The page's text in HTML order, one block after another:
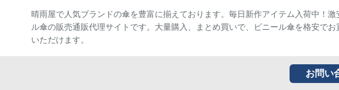
晴雨屋で人気ブランドの傘を豊富に揃えております。毎日新作アイテム入荷中！激
ル傘の販売通販代理サイトです。大量購入、まとめ買いで、ビニール傘を格安でお
いただけます。
お問い